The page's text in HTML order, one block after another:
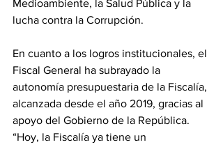
Medioambiente, la Salud Pública y la
lucha contra la Corrupción.
En cuanto a los logros institucionales, el
Fiscal General ha subrayado la
autonomía presupuestaria de la Fiscalía,
alcanzada desde el año 2019, gracias al
apoyo del Gobierno de la República.
“Hoy, la Fiscalía ya tiene un